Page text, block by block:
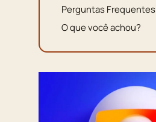
Perguntas Frequentes
O que você achou?